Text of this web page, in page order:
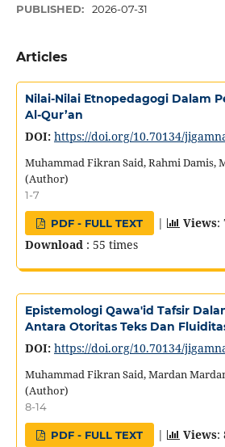
PUBLISHED: 2026-07-31
Articles
Nilai-Nilai Etnopedagogi Dalam
Al-Qur’an
DOI: https://doi.org/10.70134/
Muhammad Fikran Said, Rahmi Damis,
(Author)
1-7
PDF - FULL TEXT | Views:
Download : 55 times
Epistemologi Qawa'id Tafsir
Antara Otoritas Teks Dan
DOI: https://doi.org/10.70134/
Muhammad Fikran Said, Mardan
(Author)
8-14
PDF - FULL TEXT | Views: